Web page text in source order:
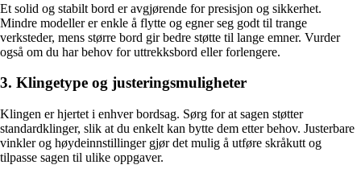
Et solid og stabilt bord er avgjørende for presisjon og sikkerhet.
Mindre modeller er enkle å flytte og egner seg godt til trange
verksteder, mens større bord gir bedre støtte til lange emner. Vurder
også om du har behov for uttrekksbord eller forlengere.
3. Klingetype og justeringsmuligheter
Klingen er hjertet i enhver bordsag. Sørg for at sagen støtter
standardklinger, slik at du enkelt kan bytte dem etter behov. Justerbare
vinkler og høydeinnstillinger gjør det mulig å utføre skråkutt og
tilpasse sagen til ulike oppgaver.